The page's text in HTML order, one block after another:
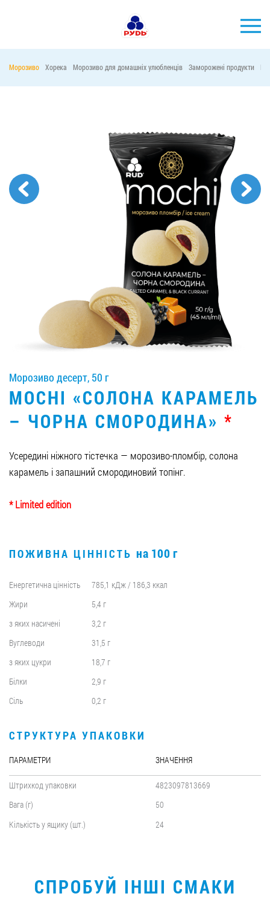
СПОЖИВАЧАМ
АКЦІЇ
ПРЕС-ЦЕНТР
ХОРЕКА
Тендерні закупівлі
Контакти
Вакансії
ЗАМОВИТИ ПРОДУКЦІЮ «РУДЬ»:
СТАТИ ПАРТНЕРОМ
0412 48 28 17
0412 42 29 23
Морозиво Хорека Морозиво для домашніх улюбленців Заморожені продукти
Морозиво десерт, 50 г
MOCHI «СОЛОНА КАРАМЕЛЬ
– ЧОРНА СМОРОДИНА» *
Усередині ніжного тістечка — морозиво-пломбір, солона
карамель і запашний смородиновий топінг.
* Limited edition
ПОЖИВНА ЦІННІСТЬ на 100 г
Енергетична цінність
785,1 кДж / 186,3 ккал
Жири
5,4 г
з яких насичені
3,2 г
Вуглеводи
31,5 г
з яких цукри
18,7 г
Білки
2,9 г
Сіль
0,2 г
СТРУКТУРА УПАКОВКИ
ПАРАМЕТРИ ЗНАЧЕННЯ
Штрихкод упаковки
4823097813669
Вага (г)
50
Кількість у ящику (шт.)
24
СПРОБУЙ ІНШІ СМАКИ